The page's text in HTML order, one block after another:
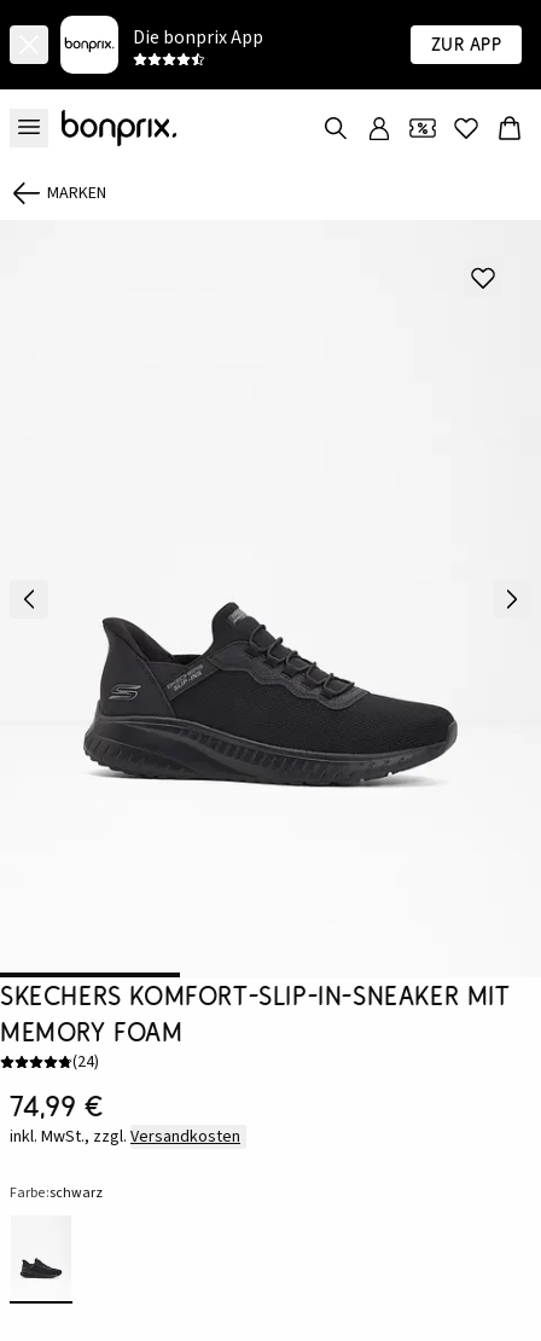
Die bonprix App Zur App
MARKEN
Skechers Komfort-Slip-In-Sneaker mit
Memory Foam
(24)
74,99 €
inkl. MwSt., zzgl. Versandkosten
Farbe:schwarz